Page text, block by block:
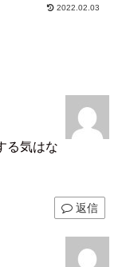
2022.02.03
る気はな
返信